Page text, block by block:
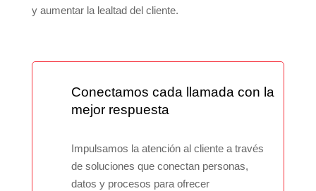
y aumentar la lealtad del cliente.
Conectamos cada llamada con la
mejor respuesta
Impulsamos la atención al cliente a través
de soluciones que conectan personas,
datos y procesos para ofrecer